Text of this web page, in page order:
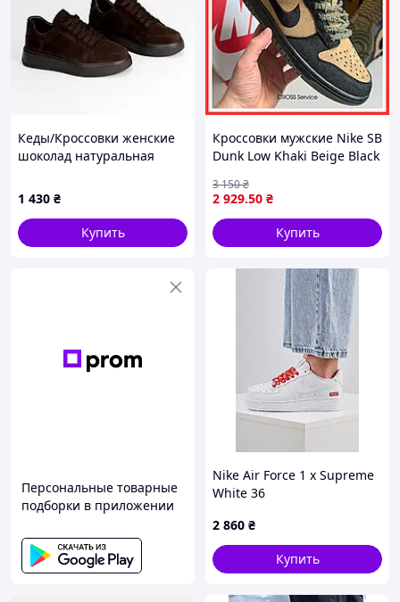
Кеды/Кроссовки женские
шоколад натуральная
подошве осенние
1 430 ₴
Купить
Кроссовки мужские Nike SB
Dunk Low Khaki Beige Black
хаки бежевые черные
низкие
2 929.50 ₴
3 150₴
Купить
Персональные товарные
подборки в приложении
Nike Air Force 1 x Supreme
White 36
2 860 ₴
Купить